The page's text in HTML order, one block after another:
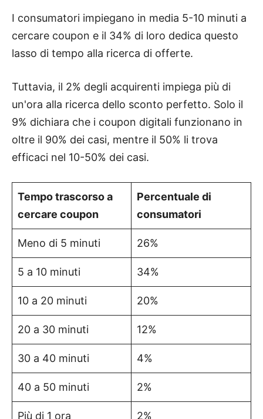
I consumatori impiegano in media 5-10 minuti a
cercare coupon e il 34% di loro dedica questo
lasso di tempo alla ricerca di offerte.
Tuttavia, il 2% degli acquirenti impiega più di
un'ora alla ricerca dello sconto perfetto. Solo il
9% dichiara che i coupon digitali funzionano in
oltre il 90% dei casi, mentre il 50% li trova
efficaci nel 10-50% dei casi.
Tempo trascorso a
cercare coupon
Percentuale di
consumatori
Meno di 5 minuti 26%
5 a 10 minuti 34%
10 a 20 minuti 20%
20 a 30 minuti 12%
30 a 40 minuti 4%
40 a 50 minuti 2%
Più di 1 ora 2%